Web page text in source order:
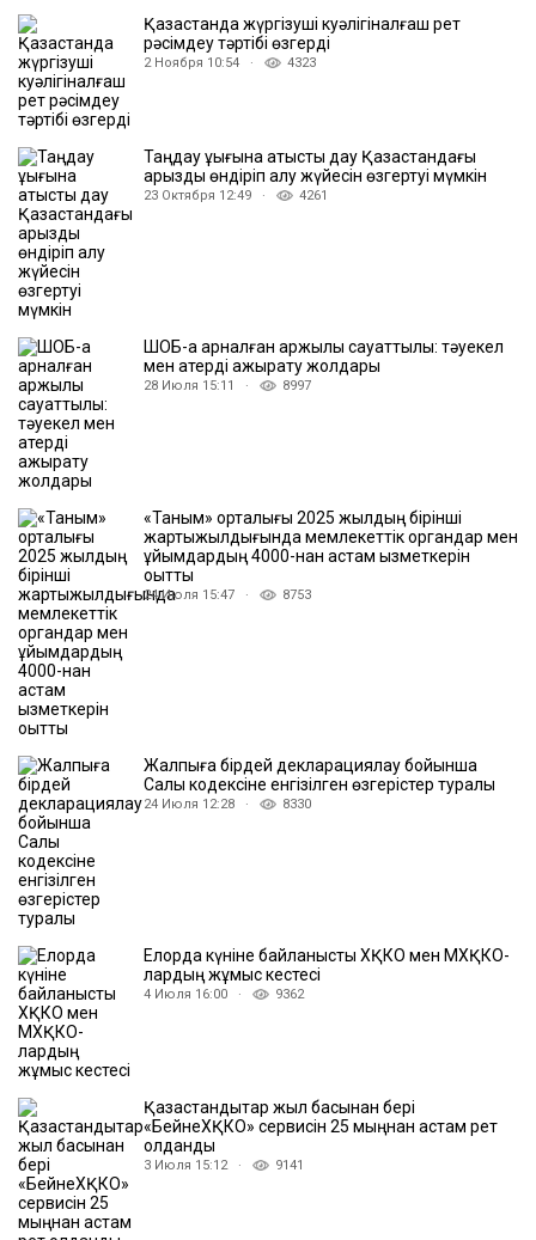
Қазақстанда жүргізуші куәлігіналғаш рет
рәсімдеу тәртібі өзгерді
2 Ноября 10:54 · 4323
Таңдау құқығына қатысты дау Қазақстандағы
қарызды өндіріп алу жүйесін өзгертуі мүмкін
23 Октября 12:49 · 4261
ШОБ-қа арналған қаржылық сауаттылық: тәуекел
мен қатерді ажырату жолдары
28 Июля 15:11 · 8997
«Таным» орталығы 2025 жылдың бірінші
жартыжылдығында мемлекеттік органдар мен
ұйымдардың 4000-нан астам қызметкерін
оқытты
24 Июля 15:47 · 8753
Жалпыға бірдей декларациялау бойынша
Салық кодексіне енгізілген өзгерістер туралы
24 Июля 12:28 · 8330
Елорда күніне байланысты ХҚКО мен МХҚКО-
лардың жұмыс кестесі
4 Июля 16:00 · 9362
Қазақстандықтар жыл басынан бері
«БейнеХҚКО» сервисін 25 мыңнан астам рет
қолданды
3 Июля 15:12 · 9141